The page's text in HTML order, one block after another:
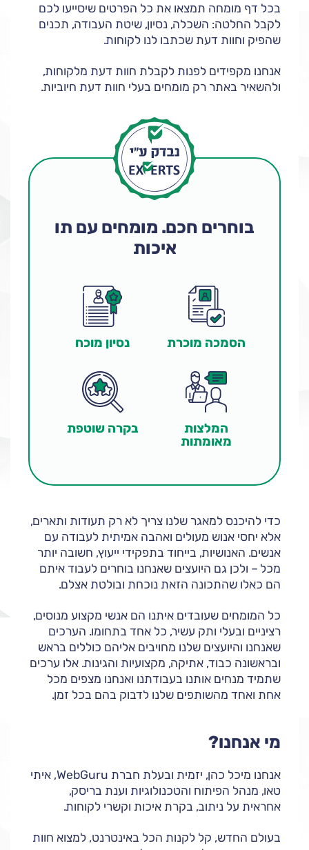
בכל דף מומחה תמצאו את כל הפרטים שיסייעו לכם
לקבל החלטה: השכלה, נסיון, שיטת העבודה, תכנים
שהפיק וחוות דעת שכתבו לנו לקוחות.
אנחנו מקפידים לפנות לקבלת חוות דעת מלקוחות,
ולהשאיר באתר רק מומחים בעלי חוות דעת חיוביות.
בוחרים חכם. מומחים עם תו
איכות
הסמכה מוכרת נסיון מוכח
המלצות
מאומתות
בקרה שוטפת
כדי להיכנס למאגר שלנו צריך לא רק תעודות ותארים,
אלא יחסי אנוש מעולים ואהבה אמיתית לעבודה עם
אנשים. האנושיות, בייחוד בתפקידי ייעוץ, חשובה יותר
מכל – ולכן גם היועצים שאנחנו בוחרים לעבוד איתם
הם כאלו שהתכונה הזאת נוכחת ובולטת אצלם.
כל המומחים שעובדים איתנו הם אנשי מקצוע מנוסים,
רציניים ובעלי ותק עשיר, כל אחד בתחומו. הערכים
שאנחנו והיועצים שלנו מחויבים אליהם כוללים בראש
ובראשונה כבוד, אתיקה, מקצועיות והגינות. אלו ערכים
שתמיד מנחים אותנו בעבודתנו ואנחנו מצפים מכל
אחת ואחד מהשותפים שלנו לדבוק בהם בכל זמן.
מי אנחנו?
אנחנו מיכל כהן, יזמית ובעלת חברת WebGuru, איתי
טאו, מנהל הפיתוח והטכנולוגיות וענת בריסק,
אחראית על ניתוב, בקרת איכות וקשרי לקוחות.
בעולם החדש, קל לקנות הכל באינטרנט, למצוא חוות